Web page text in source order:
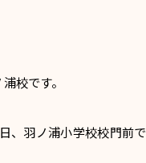
校です。
、羽ノ浦小学校校門前で